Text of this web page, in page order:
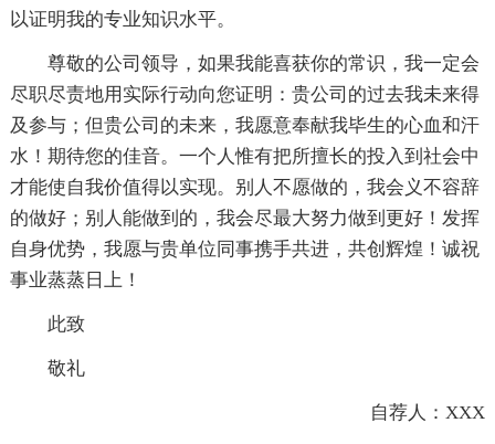
以证明我的专业知识水平。
尊敬的公司领导，如果我能喜获你的常识，我一定会
尽职尽责地用实际行动向您证明：贵公司的过去我未来得
及参与；但贵公司的未来，我愿意奉献我毕生的心血和汗
水！期待您的佳音。一个人惟有把所擅长的投入到社会中
才能使自我价值得以实现。别人不愿做的，我会义不容辞
的做好；别人能做到的，我会尽最大努力做到更好！发挥
自身优势，我愿与贵单位同事携手共进，共创辉煌！诚祝
事业蒸蒸日上！
此致
敬礼
自荐人：XXX